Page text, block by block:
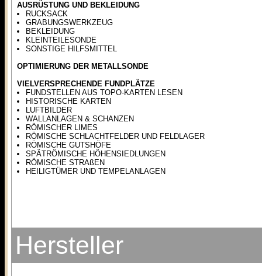
AUSRÜSTUNG UND BEKLEIDUNG
RUCKSACK
GRABUNGSWERKZEUG
BEKLEIDUNG
KLEINTEILESONDE
SONSTIGE HILFSMITTEL
OPTIMIERUNG DER METALLSONDE
VIELVERSPRECHENDE FUNDPLÄTZE
FUNDSTELLEN AUS TOPO-KARTEN LESEN
HISTORISCHE KARTEN
LUFTBILDER
WALLANLAGEN & SCHANZEN
RÖMISCHER LIMES
RÖMISCHE SCHLACHTFELDER UND FELDLAGER
RÖMISCHE GUTSHÖFE
SPÄTRÖMISCHE HÖHENSIEDLUNGEN
RÖMISCHE STRAßEN
HEILIGTÜMER UND TEMPELANLAGEN
Hersteller